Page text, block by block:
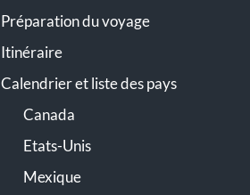
Préparation du voyage
Itinéraire
Calendrier et liste des pays
Canada
Etats-Unis
Mexique